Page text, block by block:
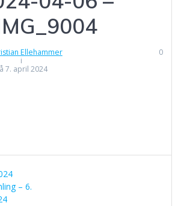
Ellehammer
i
7. april 2024
0
– 6.